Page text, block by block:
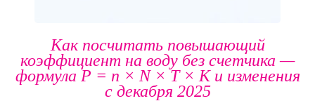
Как посчитать повышающий
коэффициент на воду без счетчика —
формула P = n × N × T × K и изменения
с декабря 2025